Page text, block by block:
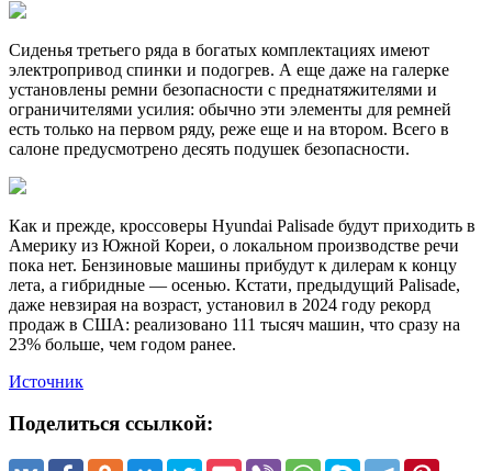
Сиденья третьего ряда в богатых комплектациях имеют
электропривод спинки и подогрев. А еще даже на галерке
установлены ремни безопасности с преднатяжителями и
ограничителями усилия: обычно эти элементы для ремней
есть только на первом ряду, реже еще и на втором. Всего в
салоне предусмотрено десять подушек безопасности.
Как и прежде, кроссоверы Hyundai Palisade будут приходить в
Америку из Южной Кореи, о локальном производстве речи
пока нет. Бензиновые машины прибудут к дилерам к концу
лета, а гибридные — осенью. Кстати, предыдущий Palisade,
даже невзирая на возраст, установил в 2024 году рекорд
продаж в США: реализовано 111 тысяч машин, что сразу на
23% больше, чем годом ранее.
Источник
Поделиться ссылкой: